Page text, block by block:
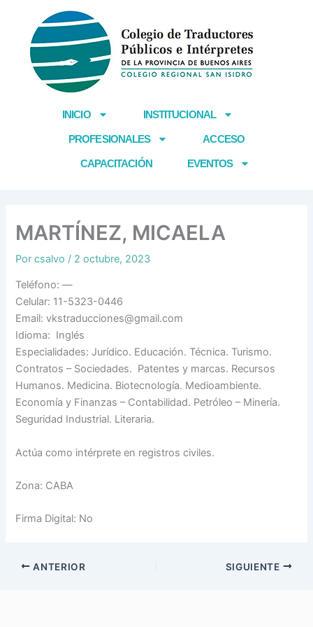
contenido
INICIO INSTITUCIONAL
PROFESIONALES ACCESO
CAPACITACIÓN EVENTOS
MARTÍNEZ, MICAELA
Porcsalvo / 2 octubre, 2023
Teléfono: —
Celular: 11-5323-0446
Email: vkstraducciones@gmail.com
Idioma: Inglés
Especialidades: Jurídico. Educación. Técnica. Turismo.
Contratos – Sociedades. Patentes y marcas. Recursos
Humanos. Medicina. Biotecnología. Medioambiente.
Economía y Finanzas – Contabilidad. Petróleo – Minería.
Seguridad Industrial. Literaria.
Actúa como intérprete en registros civiles.
Zona: CABA
Firma Digital: No
ANTERIOR SIGUIENTE